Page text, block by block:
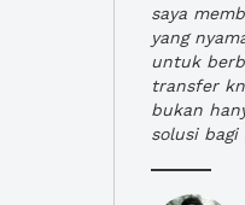
saya
yang
untuk
transfer
bukan
solusi bagi